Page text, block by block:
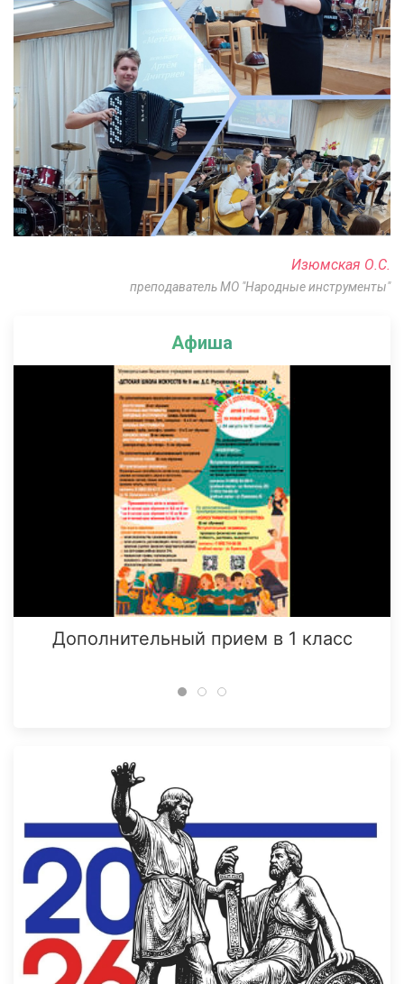
Афиша
Дополнительный прием в 1 класс
Изюмская О.С.
преподаватель МО "Народные инструменты"